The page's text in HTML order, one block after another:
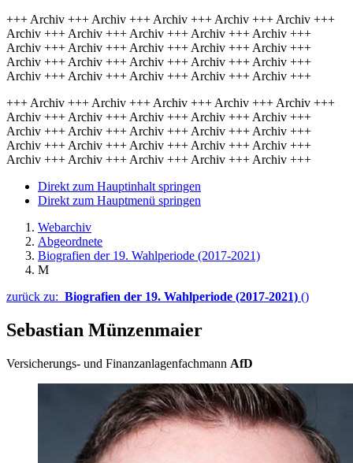
+++ Archiv +++ Archiv +++ Archiv +++ Archiv +++ Archiv +++
Archiv +++ Archiv +++ Archiv +++ Archiv +++ Archiv +++
Archiv +++ Archiv +++ Archiv +++ Archiv +++ Archiv +++
Archiv +++ Archiv +++ Archiv +++ Archiv +++ Archiv +++
Archiv +++ Archiv +++ Archiv +++ Archiv +++ Archiv +++
+++ Archiv +++ Archiv +++ Archiv +++ Archiv +++ Archiv +++
Archiv +++ Archiv +++ Archiv +++ Archiv +++ Archiv +++
Archiv +++ Archiv +++ Archiv +++ Archiv +++ Archiv +++
Archiv +++ Archiv +++ Archiv +++ Archiv +++ Archiv +++
Archiv +++ Archiv +++ Archiv +++ Archiv +++ Archiv +++
Direkt zum Hauptinhalt springen
Direkt zum Hauptmenü springen
Webarchiv
Abgeordnete
Biografien der 19. Wahlperiode (2017-2021)
M
zurück zu: Biografien der 19. Wahlperiode (2017-2021) ()
Sebastian Münzenmaier
Versicherungs- und Finanzanlagenfachmann AfD